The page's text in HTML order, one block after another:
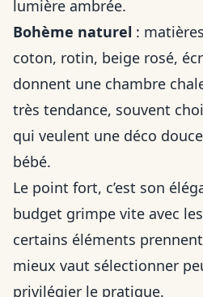
lumière ambrée.
Bohème naturel :
coton, rotin, beige rosé,
donnent une chambre
très tendance, souvent
qui veulent une déco
bébé.
Le point fort, c’est son
budget grimpe vite avec
certains éléments
mieux vaut sélectionner
privilégier le pratique.